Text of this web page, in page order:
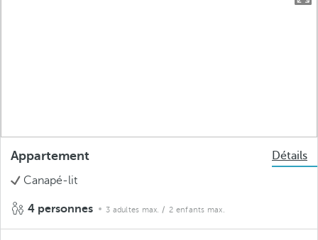
Appartement
Détails
Canapé-lit
4 personnes 3 adultes max. / 2 enfants max.